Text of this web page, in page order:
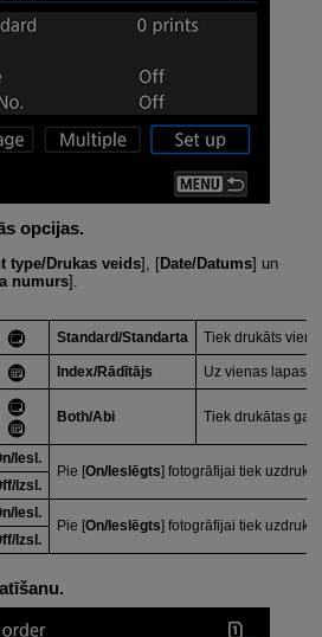
opcijas.
type/Drukas veids], [Date/Datums] un
numurs].
Standard/Standarta Tiek drukāts
Index/Rādītājs Uz vienas lapas
Both/Abi Tiek drukātas
Iesl.
Pie [On/Ieslēgts] fotogrāfijai tiek
Izsl.
Iesl.
Pie [On/Ieslēgts] fotogrāfijai tiek
Izsl.